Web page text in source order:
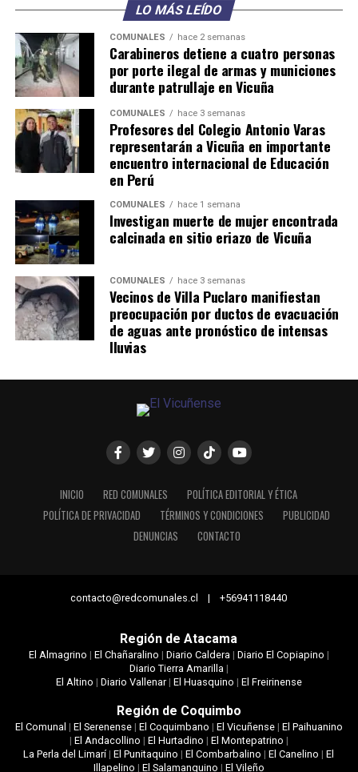
LO MÁS LEÍDO
COMUNALES hace 2 semanas
Carabineros detiene a cuatro personas
por porte ilegal de armas y municiones
durante patrullaje en Vicuña
COMUNALES hace 3 semanas
Profesores del Colegio Antonio Varas
representarán a Vicuña en importante
encuentro internacional de Educación
en Perú
COMUNALES hace 1 semana
Investigan muerte de mujer encontrada
calcinada en sitio eriazo de Vicuña
COMUNALES hace 3 semanas
Vecinos de Villa Puclaro manifiestan
preocupación por ductos de evacuación
de aguas ante pronóstico de intensas
lluvias
INICIO RED COMUNALES
POLÍTICA EDITORIAL Y ÉTICA
POLÍTICA DE PRIVACIDAD
TÉRMINOS Y CONDICIONES
PUBLICIDAD
DENUNCIAS
CONTACTO
contacto@redcomunales.cl | +56941118440
Región de Atacama
El Almagrino | El Chañaralino | Diario Caldera | Diario El Copiapino |
Diario Tierra Amarilla |
El Altino | Diario Vallenar| El Huasquino | El Freirinense
Región de Coquimbo
El Comunal | El Serenense| El Coquimbano | El Vicuñense| El Paihuanino
| El Andacollino | El Hurtadino | El Montepatrino |
La Perla del Limarí|El Punitaquino |El Combarbalino |El Canelino |El
Illapelino | El Salamanquino | El Vileño